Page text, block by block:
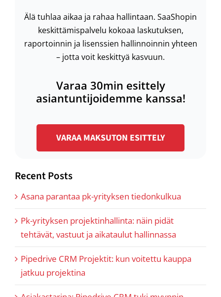
Älä tuhlaa aikaa ja rahaa hallintaan. SaaShopin
keskittämispalvelu kokoaa laskutuksen,
raportoinnin ja lisenssien hallinnoinnin yhteen
– jotta voit keskittyä kasvuun.
Varaa 30min esittely
asiantuntijoidemme kanssa!
VARAA MAKSUTON ESITTELY
Recent Posts
Asana parantaa pk-yrityksen tiedonkulkua
Pk-yrityksen projektinhallinta: näin pidät
tehtävät, vastuut ja aikataulut hallinnassa
Pipedrive CRM Projektit: kun voitettu kauppa
jatkuu projektina